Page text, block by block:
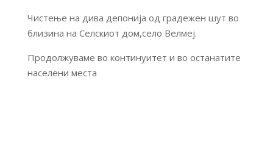
Чистење на дива депонија од градежен шут во
близина на Селскиот дом,село Велмеј.
Продолжуваме во континуитет и во останатите
населени места